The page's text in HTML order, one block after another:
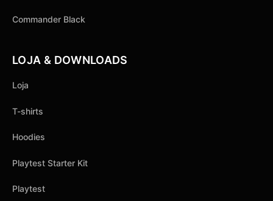
Commander Black
LOJA & DOWNLOADS
Loja
T-shirts
Hoodies
Playtest Starter Kit
Playtest